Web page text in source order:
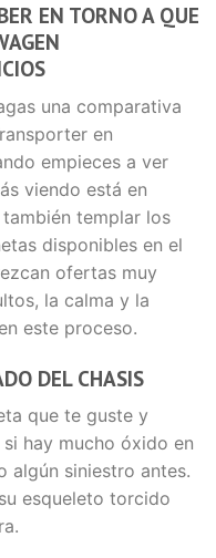
EN TORNO A QUE
una comparativa
en
empieces a ver
viendo está en
templar los
disponibles en el
ofertas muy
la calma y la
este proceso.
DEL CHASIS
que te guste y
hay mucho óxido en
algún siniestro antes.
esqueleto torcido